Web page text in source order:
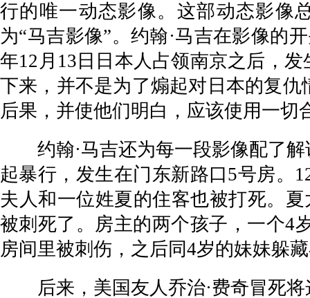
行的唯一动态影像。这部动态影像
为“马吉影像”。约翰·马吉在影像的
年12月13日日本人占领南京之后，
下来，并不是为了煽起对日本的复
后果，并使他们明白，应该使用一
约翰·马吉还为每一段影像配了解
起暴行，发生在门东新路口5号房。
夫人和一位姓夏的住客也被打死。
被刺死了。房主的两个孩子，一个4
房间里被刺伤，之后同4岁的妹妹躲
后来，美国友人乔治·费奇冒死将